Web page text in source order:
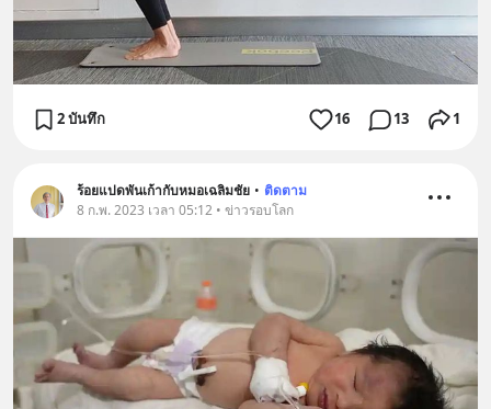
2 บันทึก 16 13 1
ร้อยแปดพันเก้ากับหมอเฉลิมชัย • ติดตาม
8 ก.พ. 2023 เวลา 05:12 • ข่าวรอบโลก